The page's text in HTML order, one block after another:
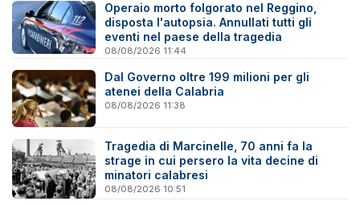
Operaio morto folgorato nel Reggino,
disposta l'autopsia. Annullati tutti gli
eventi nel paese della tragedia
08/08/2026 11:44
Dal Governo oltre 199 milioni per gli
atenei della Calabria
08/08/2026 11:38
Tragedia di Marcinelle, 70 anni fa la
strage in cui persero la vita decine di
minatori calabresi
08/08/2026 10:51